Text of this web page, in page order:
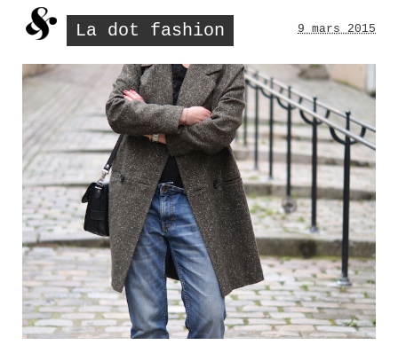
La dot fashion 9 mars 2015